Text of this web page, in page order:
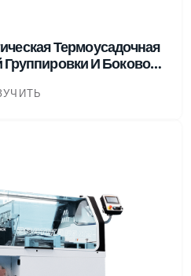
Термоусадочная
И Боковой